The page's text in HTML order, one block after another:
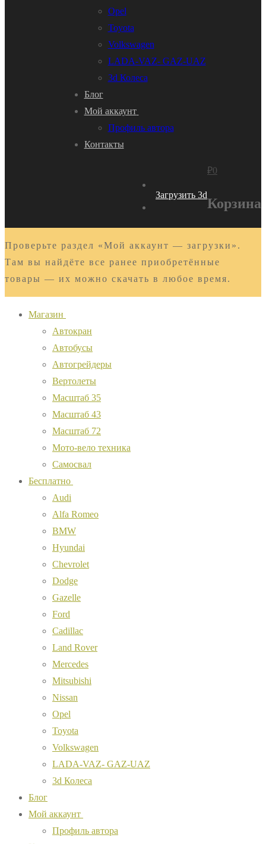
Opel
Toyota
Volkswagen
LADA-VAZ- GAZ-UAZ
3d Колеса
Блог
Мой аккаунт
Профиль автора
Контакты
Загрузить 3d
₽0
Корзина
Проверьте раздел «Мой аккаунт — загрузки».
Там вы найдёте все ранее приобретённые
товары — их можно скачать в любое время.
Магазин
Автокран
Автобусы
Автогрейдеры
Вертолеты
Масштаб 35
Масштаб 43
Масштаб 72
Мото-вело техника
Самосвал
Бесплатно
Audi
Alfa Romeo
BMW
Hyundai
Chevrolet
Dodge
Gazelle
Ford
Cadillac
Land Rover
Mercedes
Mitsubishi
Nissan
Opel
Toyota
Volkswagen
LADA-VAZ- GAZ-UAZ
3d Колеса
Блог
Мой аккаунт
Профиль автора